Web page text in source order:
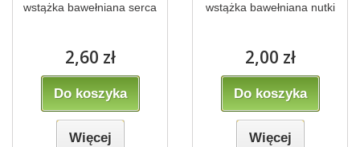
wstążka bawełniana serca
2,60 zł
Do koszyka
Więcej
wstążka bawełniana nutki
2,00 zł
Do koszyka
Więcej